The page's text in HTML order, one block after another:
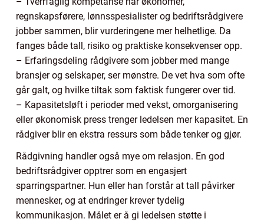
regnskapsførere, lønnsspesialister og bedriftsrådgivere
jobber sammen, blir vurderingene mer helhetlige. Da
fanges både tall, risiko og praktiske konsekvenser opp.
– Erfaringsdeling rådgivere som jobber med mange
bransjer og selskaper, ser mønstre. De vet hva som ofte
går galt, og hvilke tiltak som faktisk fungerer over tid.
– Kapasitetsløft i perioder med vekst, omorganisering
eller økonomisk press trenger ledelsen mer kapasitet. En
rådgiver blir en ekstra ressurs som både tenker og gjør.
Rådgivning handler også mye om relasjon. En god
bedriftsrådgiver opptrer som en engasjert
sparringspartner. Hun eller han forstår at tall påvirker
mennesker, og at endringer krever tydelig
kommunikasjon. Målet er å gi ledelsen støtte i